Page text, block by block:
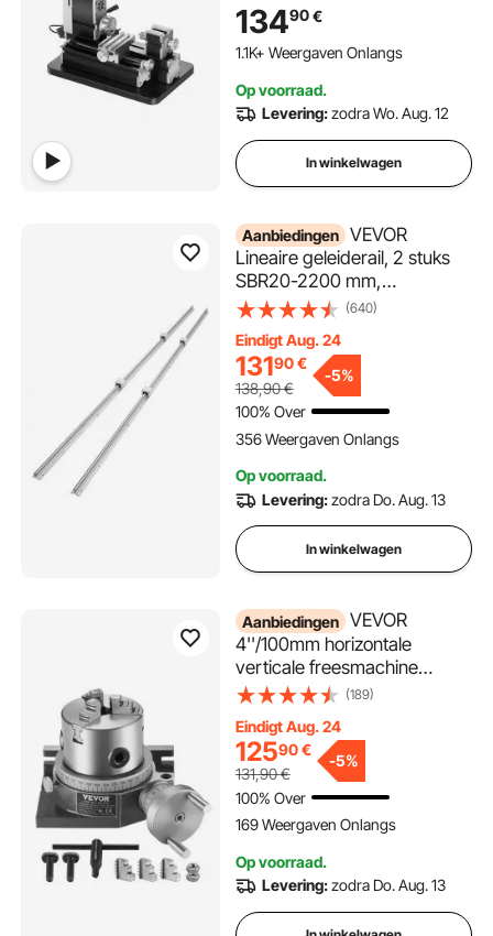
Metaaldraaibank met
Beschermkap voor het
Precisieonderdelen
13490€
1.1K+ Weergaven Onlangs
Op voorraad.
Levering:zodra Wo. Aug. 12
In winkelwagen
Aanbiedingen VEVOR
Lineaire geleiderail, 2 stuks
SBR20-2200 mm,
koolstofstalen aluminium
SBR20UU glijblokken, lineair
lagerblok, CNC-onderdelen
voor 3D-printers,
frezen/draaien
(640)
Eindigt Aug. 24
13190€
138,90€
-5%
100% Over
356 Weergaven Onlangs
Op voorraad.
Levering:zodra Do. Aug. 13
In winkelwagen
Aanbiedingen VEVOR
4''/100mm horizontale
verticale freesmachine
draaitafel met 3,1''/80mm 3-
boutmoeren voor
freesmachine
indexeergereedschappen
(189)
Eindigt Aug. 24
12590€
131,90€
-5%
100% Over
169 Weergaven Onlangs
Op voorraad.
Levering:zodra Do. Aug. 13